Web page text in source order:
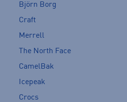
Björn Borg
Craft
Merrell
The North Face
CamelBak
Icepeak
Crocs